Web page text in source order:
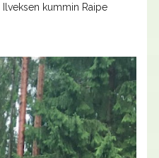
Ilveksen kummin Raipe